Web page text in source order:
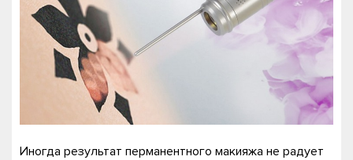
Иногда результат перманентного макияжа не радует